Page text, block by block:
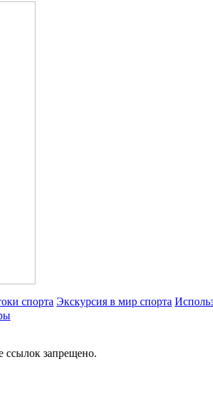
спорта Экскурсия в мир спорта
ссылок запрещено.